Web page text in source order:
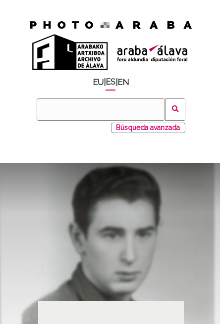
EU ES EN
Búsqueda avanzada